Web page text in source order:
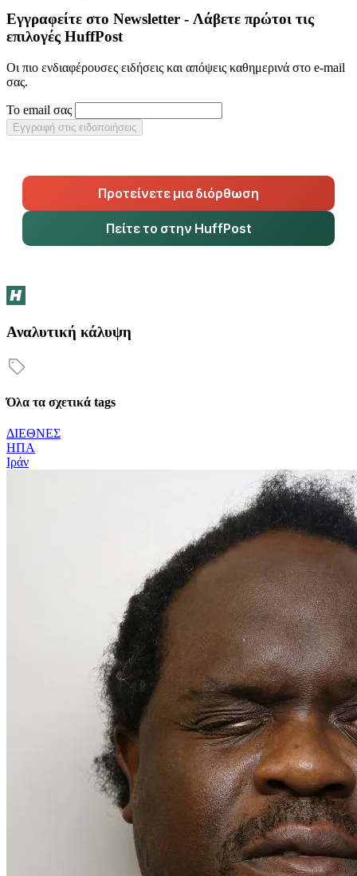
Εγγραφείτε στο Newsletter - Λάβετε πρώτοι τις
επιλογές HuffPost
Οι πιο ενδιαφέρουσες ειδήσεις και απόψεις καθημερινά στο e-mail
σας.
Το email σας
Εγγραφή στις ειδοποιήσεις
Προτείνετε μια διόρθωση
Πείτε το στην HuffPost
Αναλυτική κάλυψη
Όλα τα σχετικά tags
ΔΙΕΘΝΕΣ
ΗΠΑ
Ιράν